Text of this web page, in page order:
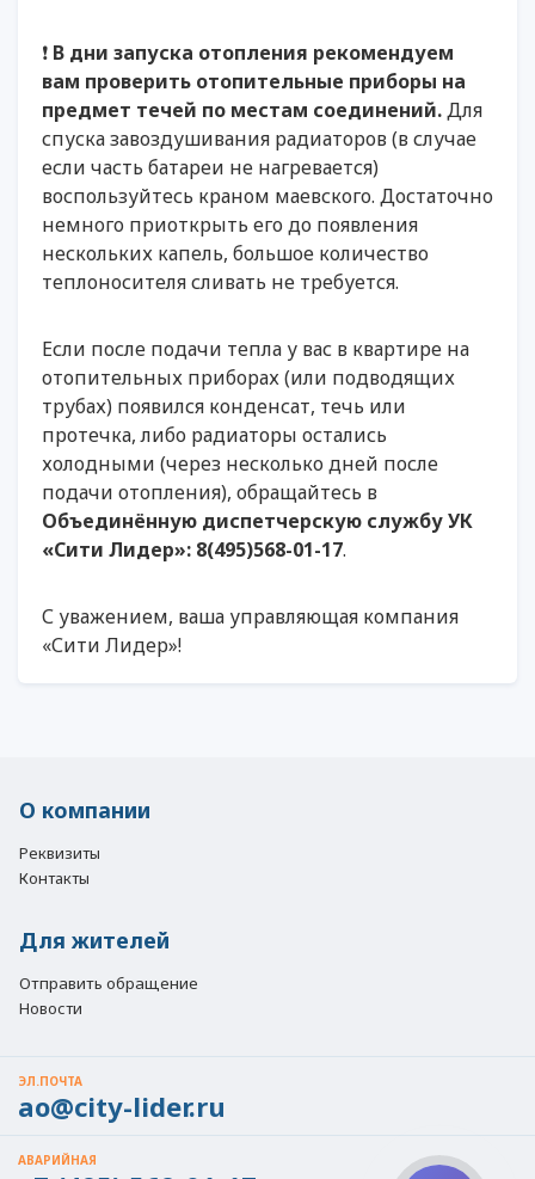
❗️ В дни запуска отопления рекомендуем
вам проверить отопительные приборы на
предмет течей по местам соединений.Для
спуска завоздушивания радиаторов (в случае
если часть батареи не нагревается)
воспользуйтесь краном маевского. Достаточно
немного приоткрыть его до появления
нескольких капель, большое количество
теплоносителя сливать не требуется.
Если после подачи тепла у вас в квартире на
отопительных приборах (или подводящих
трубах) появился конденсат, течь или
протечка, либо радиаторы остались
холодными (через несколько дней после
подачи отопления), обращайтесь в
Объединённую диспетчерскую службу УК
«Сити Лидер»: 8(495)568-01-17.
С уважением, ваша управляющая компания
«Сити Лидер»!
О компании
Реквизиты
Контакты
Для жителей
Отправить обращение
Новости
ЭЛ.ПОЧТА
ao@city-lider.ru
АВАРИЙНАЯ